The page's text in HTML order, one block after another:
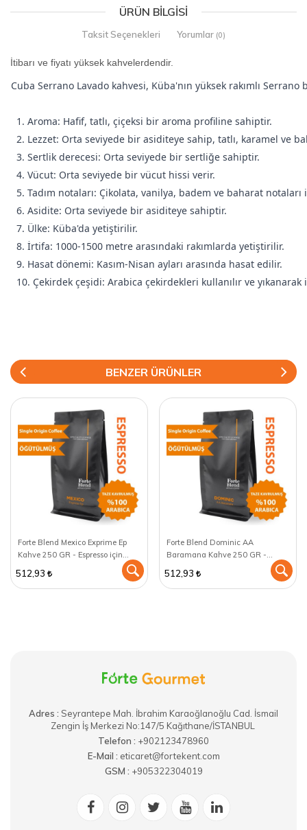
ÜRÜN BILGISI
Taksit Seçenekleri Yorumlar (0)
İtibarı ve fiyatı yüksek kahvelerdendir.
Cuba Serrano Lavado kahvesi, Küba'nın yüksek rakımlı
1. Aroma: Hafif, tatlı, çiçeksi bir aroma profiline sahiptir.
2. Lezzet: Orta seviyede bir asiditeye sahip, tatlı, karamel ve
3. Sertlik derecesi: Orta seviyede bir sertliğe sahiptir.
4. Vücut: Orta seviyede bir vücut hissi verir.
5. Tadım notaları: Çikolata, vanilya, badem ve baharat notaları
6. Asidite: Orta seviyede bir asiditeye sahiptir.
7. Ülke: Küba'da yetiştirilir.
8. İrtifa: 1000-1500 metre arasındaki rakımlarda yetiştirilir.
9. Hasat dönemi: Kasım-Nisan ayları arasında hasat edilir.
10. Çekirdek çeşidi: Arabica çekirdekleri kullanılır ve
BENZER ÜRÜNLER
Forte Blend Mexico Exprime Ep
Kahve 250 GR - Espresso için
512,93
Forte Blend Dominic AA
Baramana Kahve 250 GR -
512,93
Adres : ​Seyrantepe Mah. İbrahim Karaoğlanoğlu Cad. İsmail
Zengin İş Merkezi No:147/5 Kağıthane/İSTANBUL
Telefon : +902123478960
E-Mail : eticaret@fortekent.com
GSM : +905322304019